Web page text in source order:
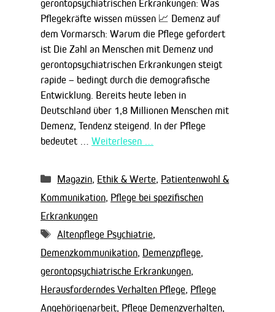
gerontopsychiatrischen Erkrankungen: Was
Pflegekräfte wissen müssen 📈 Demenz auf
dem Vormarsch: Warum die Pflege gefordert
ist Die Zahl an Menschen mit Demenz und
gerontopsychiatrischen Erkrankungen steigt
rapide – bedingt durch die demografische
Entwicklung. Bereits heute leben in
Deutschland über 1,8 Millionen Menschen mit
Demenz, Tendenz steigend. In der Pflege
bedeutet … Weiterlesen …
Kategorien
Magazin, Ethik & Werte, Patientenwohl &
Kommunikation, Pflege bei spezifischen
Erkrankungen
Schlagwörter
Altenpflege Psychiatrie,
Demenzkommunikation, Demenzpflege,
gerontopsychiatrische Erkrankungen,
Herausforderndes Verhalten Pflege, Pflege
Angehörigenarbeit, Pflege Demenzverhalten,